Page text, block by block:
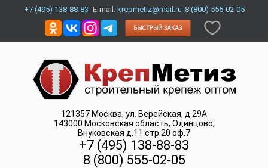
+7 (495) 138-88-83 E-mail: krepmetiz@mail.ru 8 (800) 555-02-05
121357 Москва, ул. Верейская, д.29А
143000 Московская область, Одинцово,
Внуковская д.11 стр.20 оф.7
+7 (495) 138-88-83
8 (800) 555-02-05